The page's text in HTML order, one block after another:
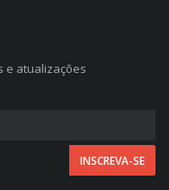
e atualizações